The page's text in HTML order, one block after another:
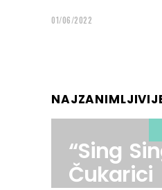
01/06/2022
“Sing
Čukarici